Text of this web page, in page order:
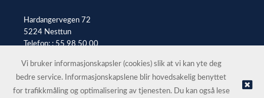
Hardangervegen 72
5224 Nesttun
Telefon: :55 98 50 00
© Kontorvarehuset Bergen AS |Nettbutikk levert av Kréatif
Vi bruker informasjonskapsler (cookies) slik at vi kan yte deg
bedre service. Informasjonskapslene blir hovedsakelig benyttet
for trafikkmåling og optimalisering av tjenesten. Du kan også lese